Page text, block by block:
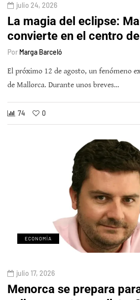
julio 24, 2026
La magia del eclipse:
convierte en el centro
Por Marga Barceló
El próximo 12 de agosto, un fenómeno
de Mallorca. Durante unos breves…
74 0
ECONOMÍA
julio 17, 2026
Menorca se prepara